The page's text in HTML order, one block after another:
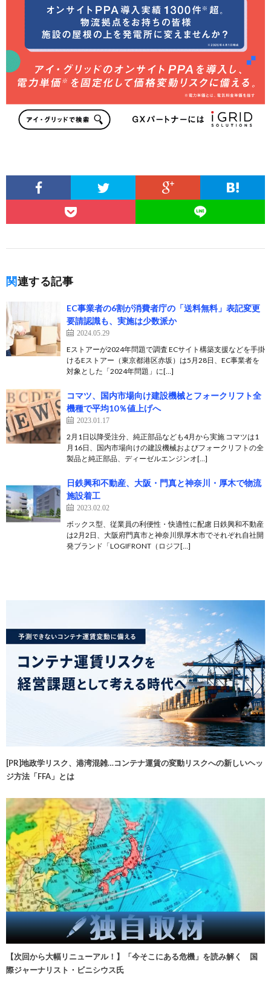
関連する記事
EC事業者の6割が消費者庁の「送料無料」表記変更
要請認識も、実施は少数派か
2024.05.29
Eストアーが2024年問題で調査 ECサイト構築支援などを手掛
けるEストアー（東京都港区赤坂）は5月28日、EC事業者を
対象とした「2024年問題」に[…]
コマツ、国内市場向け建設機械とフォークリフト全
機種で平均10％値上げへ
2023.01.17
2月1日以降受注分、純正部品なども4月から実施 コマツは1
月16日、国内市場向けの建設機械およびフォークリフトの全
製品と純正部品、ディーゼルエンジンオ[…]
日鉄興和不動産、大阪・門真と神奈川・厚木で物流
施設着工
2023.02.02
ボックス型、従業員の利便性・快適性に配慮 日鉄興和不動産
は2月2日、大阪府門真市と神奈川県厚木市でそれぞれ自社開
発ブランド「LOGIFRONT（ロジフ[…]
[PR]地政学リスク、港湾混雑…コンテナ運賃の変動リスクへの新しいヘッ
ジ方法「FFA」とは
【次回から大幅リニューアル！】「今そこにある危機」を読み解く 国
際ジャーナリスト・ビニシウス氏